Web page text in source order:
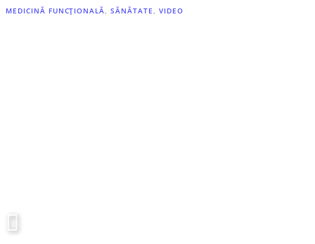
MEDICINĂ FUNCȚIONALĂ,SĂNĂTATE, VIDEO